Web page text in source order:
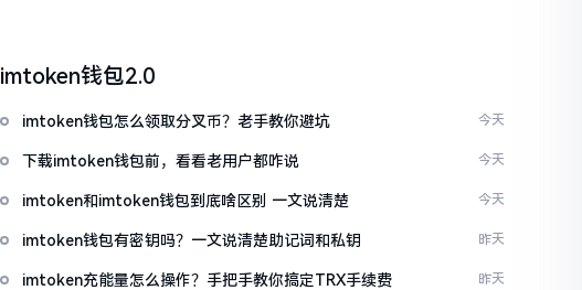
imtoken钱包2.0
imtoken钱包怎么领取分叉币？老手教你避坑 今天
下载imtoken钱包前，看看老用户都咋说 今天
imtoken和imtoken钱包到底啥区别 一文说清楚 今天
imtoken钱包有密钥吗？一文说清楚助记词和私钥 昨天
imtoken充能量怎么操作？手把手教你搞定TRX手续费 昨天